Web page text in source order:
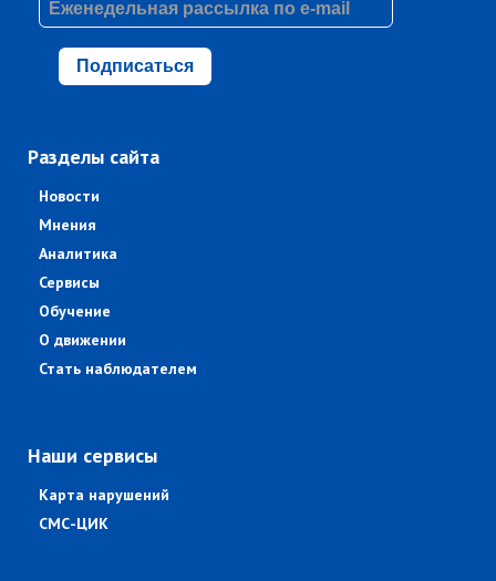
Подписаться
Разделы сайта
Новости
Мнения
Аналитика
Сервисы
Обучение
О движении
Стать наблюдателем
Наши сервисы
Карта нарушений
СМС-ЦИК